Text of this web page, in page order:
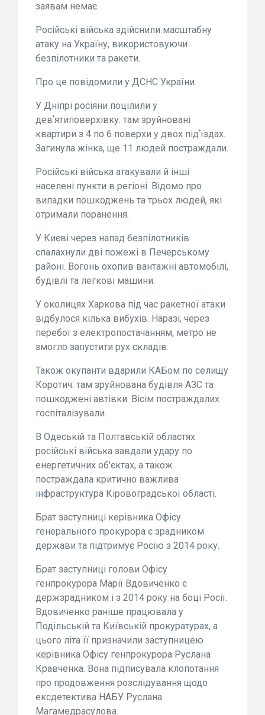
заявам немає.
Російські війська здійснили масштабну
атаку на Україну, використовуючи
безпілотники та ракети.
Про це повідомили у ДСНС України.
У Дніпрі росіяни поцілили у
девʼятиповерхівку: там зруйновані
квартири з 4 по 6 поверхи у двох підʼїздах.
Загинула жінка, ще 11 людей постраждали.
Російські війська атакували й інші
населені пункти в регіоні. Відомо про
випадки пошкоджень та трьох людей, які
отримали поранення.
У Києві через напад безпілотників
спалахнули дві пожежі в Печерському
районі. Вогонь охопив вантажні автомобілі,
будівлі та легкові машини.
У околицях Харкова під час ракетної атаки
відбулося кілька вибухів. Наразі, через
перебої з електропостачанням, метро не
змогло запустити рух складів.
Також окупанти вдарили КАБом по селищу
Коротич: там зруйнована будівля АЗС та
пошкоджені автівки. Вісім постраждалих
госпіталізували.
В Одеській та Полтавській областях
російські війська завдали удару по
енергетичних об'єктах, а також
постраждала критично важлива
інфраструктура Кіровоградської області.
Брат заступниці керівника Офісу
генерального прокурора є зрадником
держави та підтримує Росію з 2014 року.
Брат заступниці голови Офісу
генпрокурора Марії Вдовиченко є
держзрадником і з 2014 року на боці Росії.
Вдовиченко раніше працювала у
Подільській та Київській прокуратурах, а
цього літа її призначили заступницею
керівника Офісу генпрокурора Руслана
Кравченка. Вона підписувала клопотання
про продовження розслідування щодо
ексдетектива НАБУ Руслана
Магамедрасулова.